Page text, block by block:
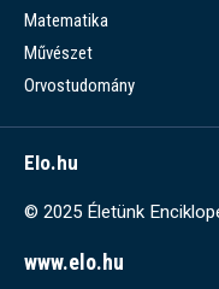
Matematika
Művészet
Orvostudomány
Elo.hu
© 2025 Életünk
www.elo.hu